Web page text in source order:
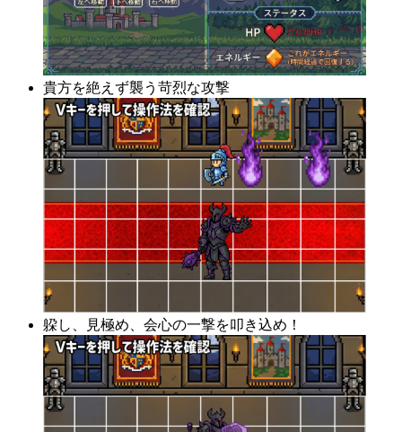
貴方を絶えず襲う苛烈な攻撃
躱し、見極め、会心の一撃を叩き込め！